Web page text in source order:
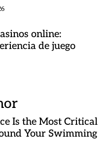
online:
de juego
Is the Most Critical
Your Swimming